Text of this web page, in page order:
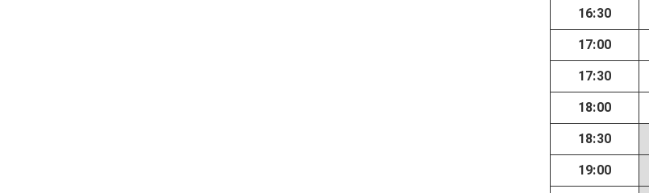
16:30
17:00
17:30
18:00
18:30
19:00